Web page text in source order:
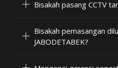
Bisakah pasang CCTV
Bisakah pemasangan
JABODETABEK?